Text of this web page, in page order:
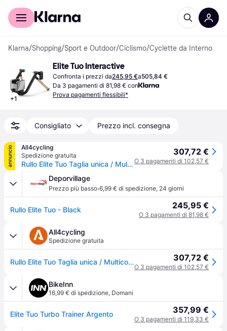
Per il tuo shopping
Klarna/Shopping/Sport e Outdoor/Ciclismo/Cyclette da Interno
+1
Elite Tuo Interactive
Confronta i prezzi da245,95 €a505,84 €
Da 3 pagamenti di 81,98 € con
Prova pagamenti flessibili*
Consigliato Prezzo incl. consegna
annuncio
All4cycling
Spedizione gratuita
Rullo Elite Tuo Taglia unica / Multicolore
307,72 €
O 3 pagamenti di 102,57 €
Deporvillage
Prezzo più basso·6,99 € di spedizione, 24 giorni
Rullo Elite Tuo - Black 245,95 €
O 3 pagamenti di 81,98 €
All4cycling
Spedizione gratuita
Rullo Elite Tuo Taglia unica / Multicolore 307,72 €
O 3 pagamenti di 102,57 €
BikeInn
16,99 € di spedizione, Domani
Elite Tuo Turbo Trainer Argento 357,99 €
O 3 pagamenti di 119,33 €